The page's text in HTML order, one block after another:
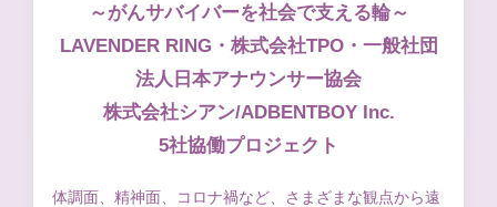
～がんサバイバーを社会で支える輪～
LAVENDER RING・株式会社TPO・一般社団
法人日本アナウンサー協会
株式会社シアン/ADBENTBOY Inc.
5社協働プロジェクト
体調面、精神面、コロナ禍など、さまざまな観点から遠